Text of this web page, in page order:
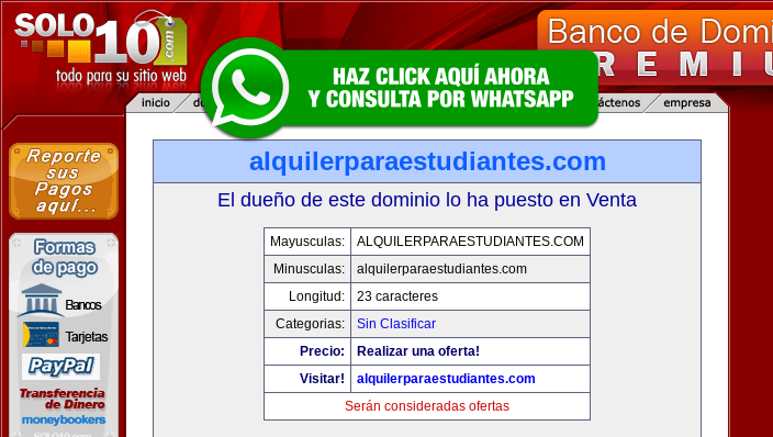
alquilerparaestudiantes.com
El dueño de este dominio lo ha puesto en Venta
Mayusculas:
ALQUILERPARAESTUDIANTES.COM
Minusculas:
alquilerparaestudiantes.com
Longitud:
23 caracteres
Categorias:
Sin Clasificar
Precio:
Realizar una oferta!
Visitar!
alquilerparaestudiantes.com
Serán consideradas ofertas